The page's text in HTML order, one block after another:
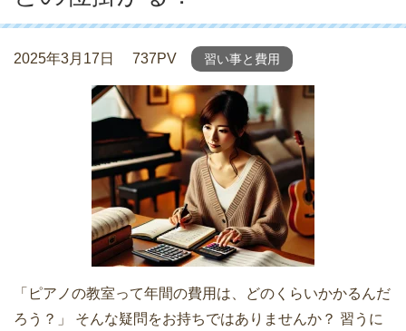
2025年3月17日 737PV 習い事と費用
「ピアノの教室って年間の費用は、どのくらいかかるんだ
ろう？」 そんな疑問をお持ちではありませんか？ 習うに